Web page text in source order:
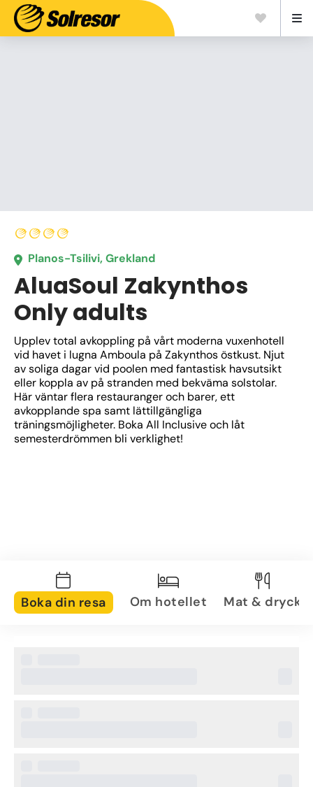
Planos-Tsilivi, Grekland
AluaSoul Zakynthos
Only adults
Upplev total avkoppling på vårt moderna vuxenhotell
vid havet i lugna Amboula på Zakynthos östkust. Njut
av soliga dagar vid poolen med fantastisk havsutsikt
eller koppla av på stranden med bekväma solstolar.
Här väntar flera restauranger och barer, ett
avkopplande spa samt lättillgängliga
träningsmöjligheter. Boka All Inclusive och låt
semesterdrömmen bli verklighet!
Boka din resa Om hotellet Mat & dryck